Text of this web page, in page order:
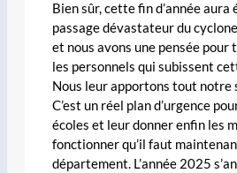
Bien sûr, cette fin d’année aura
passage dévastateur du
et nous avons une pensée pour
les personnels qui subissent
Nous leur apportons tout notre
C’est un réel plan d’urgence
écoles et leur donner enfin les
fonctionner qu’il faut
département. L’année 2025